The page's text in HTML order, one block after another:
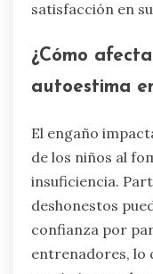
engaño puede
llevando a una
integridad y la
confianza en las
¿Cómo
autoestima